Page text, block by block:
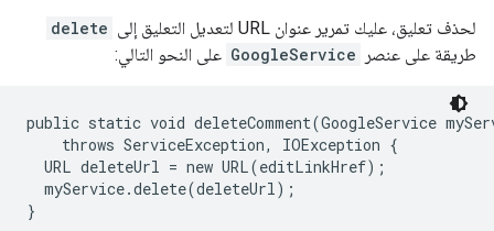
لحذف تعليق، عليك تمرير عنوان URL لتعديل التعليق إلى
delete
طريقة على عنصر
GoogleService على النحو التالي:
public static void deleteComment(GoogleService
    throws ServiceException, IOException {
  URL deleteUrl = new URL(editLinkHref);
  myService.delete(deleteUrl);